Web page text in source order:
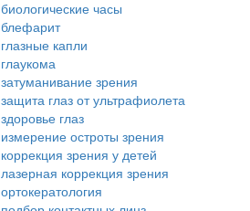
биологические часы
блефарит
глазные капли
глаукома
затуманивание зрения
защита глаз от ультрафиолета
здоровье глаз
измерение остроты зрения
коррекция зрения у детей
лазерная коррекция зрения
ортокератология